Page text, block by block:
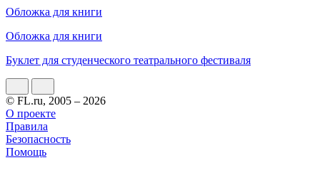
Обложка для книги
Обложка для книги
Буклет для студенческого театрального фестиваля
© FL.ru, 2005 – 2026
О проекте
Правила
Безопасность
Помощь